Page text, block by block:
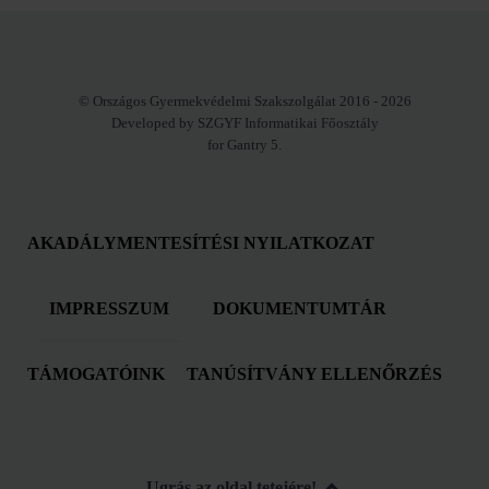
© Országos Gyermekvédelmi Szakszolgálat 2016 - 2026
Developed by SZGYF Informatikai Főosztály
for Gantry 5.
AKADÁLYMENTESÍTÉSI NYILATKOZAT
IMPRESSZUM DOKUMENTUMTÁR
TÁMOGATÓINK TANÚSÍTVÁNY ELLENŐRZÉS